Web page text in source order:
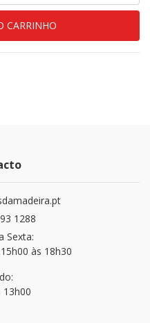
1288
Sexta:
às 18h30
13h00